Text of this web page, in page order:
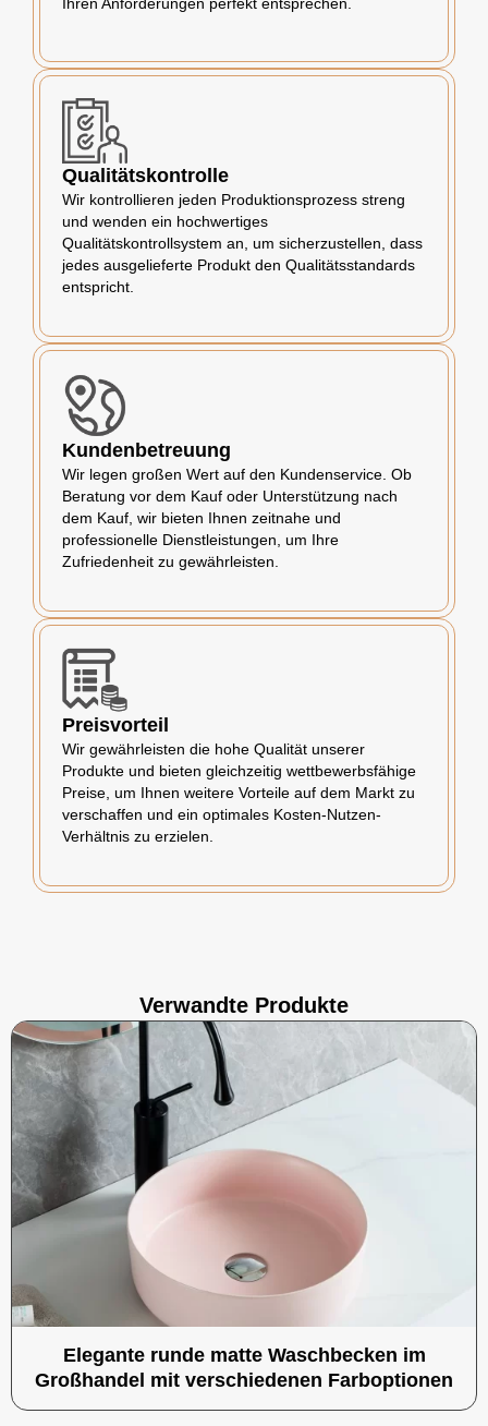
Qualitätskontrolle
Wir kontrollieren jeden Produktionsprozess streng
und wenden ein hochwertiges
Qualitätskontrollsystem an, um sicherzustellen, dass
jedes ausgelieferte Produkt den Qualitätsstandards
entspricht.
Kundenbetreuung
Wir legen großen Wert auf den Kundenservice. Ob
Beratung vor dem Kauf oder Unterstützung nach
dem Kauf, wir bieten Ihnen zeitnahe und
professionelle Dienstleistungen, um Ihre
Zufriedenheit zu gewährleisten.
Preisvorteil
Wir gewährleisten die hohe Qualität unserer
Produkte und bieten gleichzeitig wettbewerbsfähige
Preise, um Ihnen weitere Vorteile auf dem Markt zu
verschaffen und ein optimales Kosten-Nutzen-
Verhältnis zu erzielen.
Verwandte Produkte
Elegante runde matte Waschbecken im
Großhandel mit verschiedenen Farboptionen